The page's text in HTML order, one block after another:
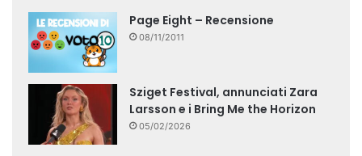
Page Eight – Recensione
08/11/2011
Sziget Festival, annunciati Zara
Larsson e i Bring Me the Horizon
05/02/2026